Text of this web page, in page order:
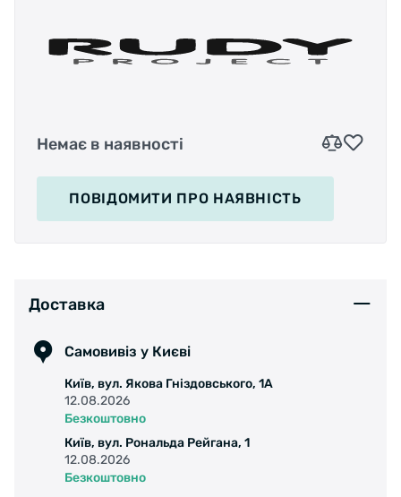
Немає в наявності
ПОВІДОМИТИ ПРО НАЯВНІСТЬ
Доставка
Самовивіз у Києві
Київ, вул. Якова Гніздовського, 1А
12.08.2026
Безкоштовно
Київ, вул. Рональда Рейгана, 1
12.08.2026
Безкоштовно